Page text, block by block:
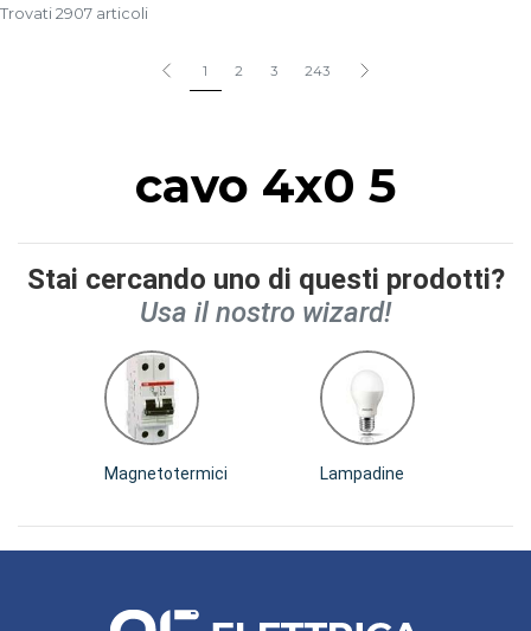
Trovati 2907 articoli
1 2 3 243
cavo 4x0 5
Stai cercando uno di questi prodotti?
Usa il nostro wizard!
Magnetotermici Lampadine